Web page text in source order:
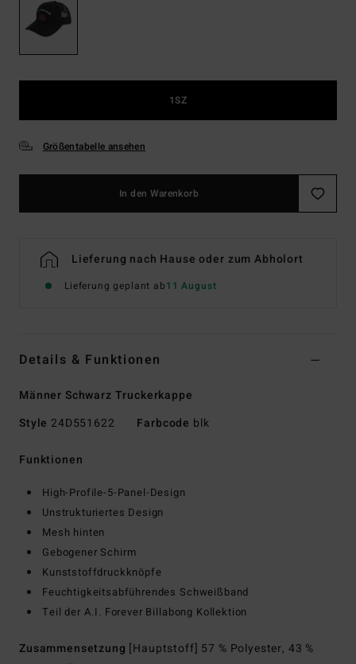
1SZ
Größentabelle ansehen
In den Warenkorb
Lieferung nach Hause oder zum Abholort
Lieferung geplant ab11 August
Details & Funktionen
Männer Schwarz Truckerkappe
Style 24D551622 Farbcode blk
Funktionen
High-Profile-5-Panel-Design
Unstrukturiertes Design
Mesh hinten
Gebogener Schirm
Kunststoffdruckknöpfe
Feuchtigkeitsabführendes Schweißband
Teil der A.I. Forever Billabong Kollektion
Zusammensetzung [Hauptstoff] 57 % Polyester, 43 %